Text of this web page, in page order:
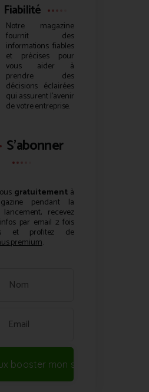
Fiabilité
Notre magazine
fournit des
informations fiables
et précises pour
vous aider à
prendre des
décisions éclairées
qui assurent l’avenir
de votre entreprise.
S'abonner
gratuitementà
pendant la
recevez
par email 2 fois
et profitez de
premium.
booster mon site !